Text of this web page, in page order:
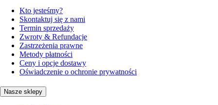
Kto jesteśmy?
Skontaktuj się z nami
Termin sprzedaży
Zwroty & Refundacje
Zastrzeżenia prawne
Metody płatności
Ceny i opcje dostawy
Oświadczenie o ochronie prywatności
Nasze sklepy